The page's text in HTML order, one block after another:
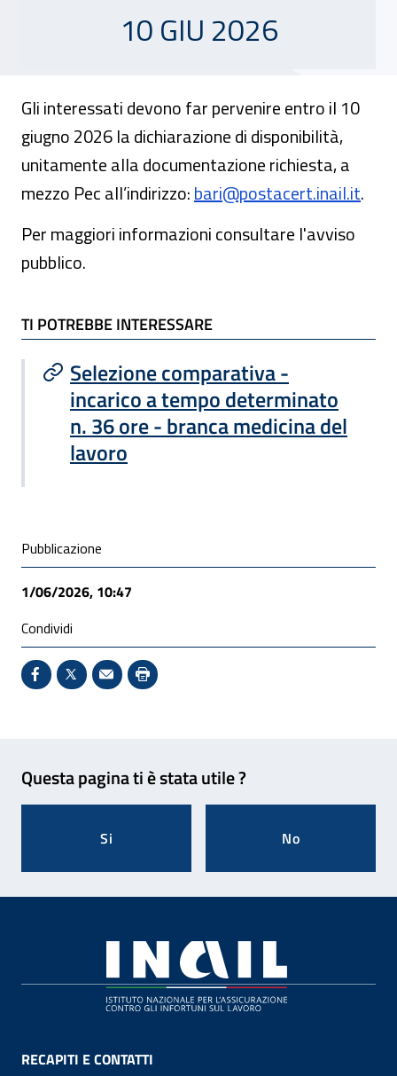
10 GIU 2026
Gli interessati devono far pervenire entro il 10
giugno 2026 la dichiarazione di disponibilità,
unitamente alla documentazione richiesta, a
mezzo Pec all’indirizzo:bari@postacert.inail.it.
Per maggiori informazioni consultare l'avviso
pubblico.
TI POTREBBE INTERESSARE
TI POTREBBE INTERESSARE
Selezione comparativa -
incarico a tempo determinato
n. 36 ore - branca medicina del
lavoro
Condivisione social
Pubblicazione
1/06/2026, 10:47
Condividi
Condividi su Facebook - Sito esterno - Apertura in
X - Sito esterno - Apertura in nuova finestra
Invio Mail: apre il programma di posta
Stampa pagina: scelta meno
Questa pagina ti è stata utile ?
Si No
RECAPITI E CONTATTI